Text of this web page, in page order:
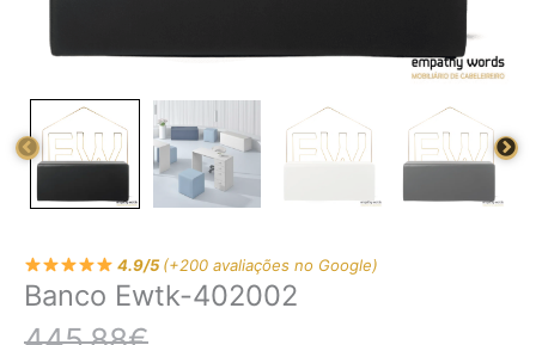
4.9/5(+200 avaliações no Google)
Banco Ewtk-402002